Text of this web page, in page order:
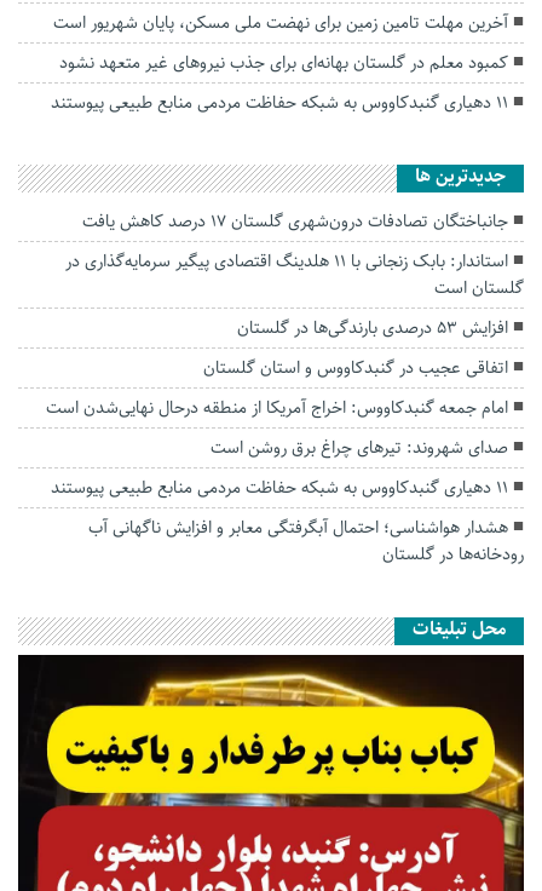
آخرین مهلت تامین زمین برای نهضت ملی مسکن، پایان شهریور است
کمبود معلم در گلستان بهانه‌ای برای جذب نیروهای غیر متعهد نشود
۱۱ دهیاری گنبدکاووس به شبکه حفاظت مردمی منابع طبیعی پیوستند
جديدترين ها
جانباختگان تصادفات درون‌شهری گلستان ۱۷ درصد کاهش یافت
استاندار: بابک زنجانی با ۱۱ هلدینگ اقتصادی پیگیر سرمایه‌گذاری در
گلستان است
افزایش ۵۳ درصدی بارندگی‌ها در گلستان
اتفاقی عجیب در‌ گنبدکاووس و استان گلستان
امام جمعه گنبدکاووس: اخراج آمریکا از منطقه درحال نهایی‌شدن است
صدای شهروند: تیرهای چراغ برق روشن است
۱۱ دهیاری گنبدکاووس به شبکه حفاظت مردمی منابع طبیعی پیوستند
هشدار هواشناسی؛ احتمال آبگرفتگی معابر و افزایش ناگهانی آب
رودخانه‌ها در گلستان
محل تبلیغات